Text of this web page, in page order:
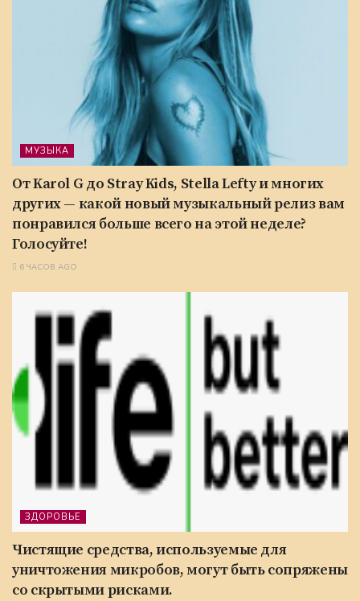
МУЗЫКА
От Karol G до Stray Kids, Stella Lefty и многих
других — какой новый музыкальный релиз вам
понравился больше всего на этой неделе?
Голосуйте!
6 ЧАСОВ AGO
ЗДОРОВЬЕ
Чистящие средства, используемые для
уничтожения микробов, могут быть сопряжены
со скрытыми рисками.